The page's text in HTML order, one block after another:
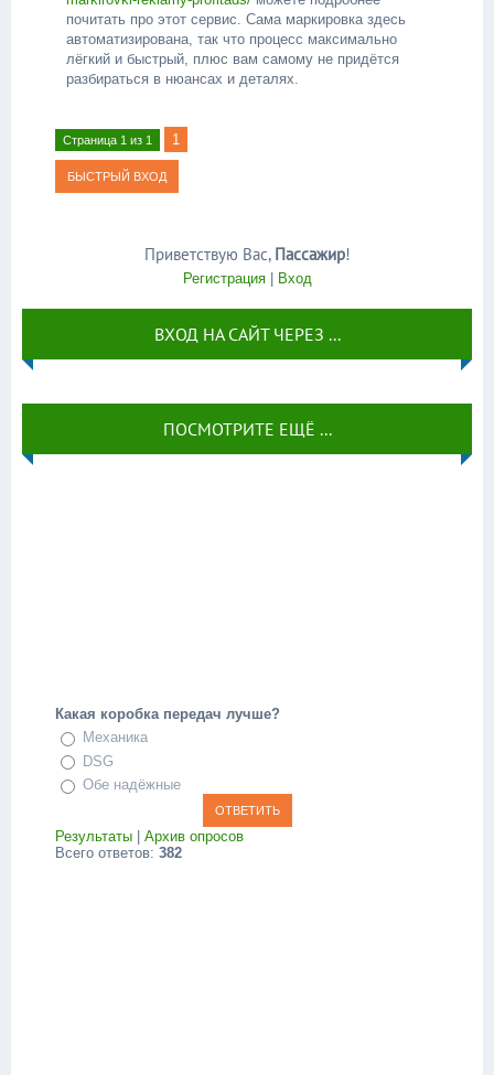
почитать про этот сервис. Сама маркировка здесь
автоматизирована, так что процесс максимально
лёгкий и быстрый, плюс вам самому не придётся
разбираться в нюансах и деталях.
Страница 1 из 1 1
Приветствую Вас, Пассажир!
Регистрация| Вход
ВХОД НА САЙТ ЧЕРЕЗ ...
ПОСМОТРИТЕ ЕЩЁ ...
Какая коробка передач лучше?
Механика
DSG
Обе надёжные
Результаты | Архив опросов
Всего ответов: 382